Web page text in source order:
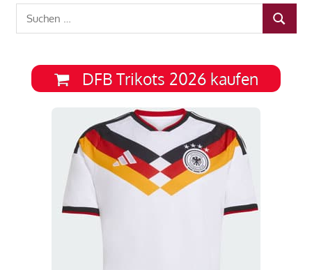
Suchen
nach:
SUCHEN
DFB Trikots 2026 kaufen